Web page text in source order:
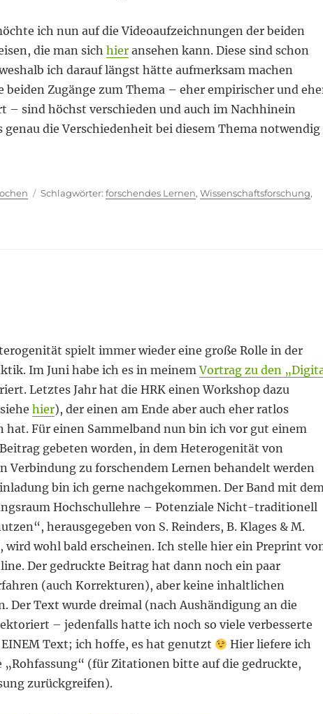
ich nun auf die Videoaufzeichnungen der beiden
die man sich hieransehen kann. Diese sind schon
ich darauf längst hätte aufmerksam machen
beiden Zugänge zum Thema – eher empirischer und
– sind höchst verschieden und auch im Nachhinein
genau die Verschiedenheit bei diesem Thema notwendig
Schlagwörter
forschendes Lernen, Wissenschaftsforschung,
spielt immer wieder eine große Rolle in der
Im Juni habe ich es in meinemVortrag zu den
Letztes Jahr hat die HRK einen Workshop dazu
hier), der einen am Ende aber auch eher ratlos
hat. Für einen Sammelband nun bin ich vor gut einem
gebeten worden, in dem Heterogenität von
Verbindung zu forschendem Lernen behandelt werden
bin ich gerne nachgekommen. Der Band mit
Hochschullehre – Potenziale Nicht-traditionell
herausgegeben von S. Reinders, B. Klages & M.
wird wohl bald erscheinen. Ich stelle hier ein Preprint
Der gedruckte Beitrag hat dann noch ein paar
(auch Korrekturen), aber keine inhaltlichen
Der Text wurde dreimal (nach Aushändigung an die
– jedenfalls hatte ich noch so viele verbesserte
Text; ich hoffe, es hat genutzt
Hier liefere ich
„Rohfassung“ (für Zitationen bitte auf die gedruckte,
zurückgreifen).